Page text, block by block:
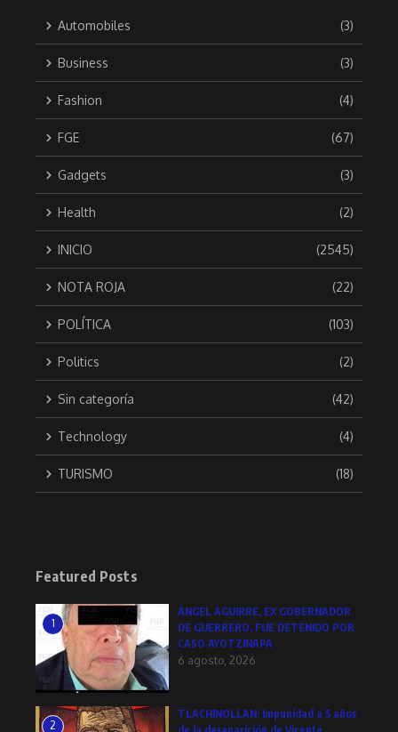
Automobiles (3)
Business (3)
Fashion (4)
FGE (67)
Gadgets (3)
Health (2)
INICIO (2545)
NOTA ROJA (22)
POLÍTICA (103)
Politics (2)
Sin categoría (42)
Technology (4)
TURISMO (18)
Featured Posts
1
ÁNGEL AGUIRRE, EX GOBERNADOR
DE GUERRERO, FUE DETENIDO POR
CASO AYOTZINAPA
6 agosto, 2026
2
TLACHINOLLAN: Impunidad a 5 años